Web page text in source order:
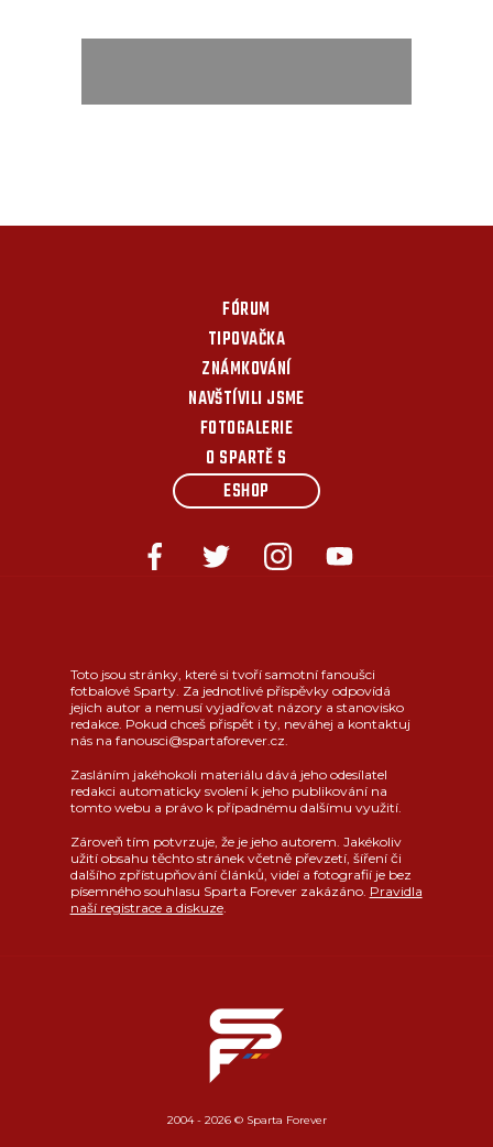
FÓRUM
TIPOVAČKA
ZNÁMKOVÁNÍ
NAVŠTÍVILI JSME
FOTOGALERIE
O SPARTĚ S
ESHOP
Toto jsou stránky, které si tvoří samotní fanoušci
fotbalové Sparty. Za jednotlivé příspěvky odpovídá
jejich autor a nemusí vyjadřovat názory a stanovisko
redakce. Pokud chceš přispět i ty, neváhej a kontaktuj
nás na fanousci@spartaforever.cz.
Zasláním jakéhokoli materiálu dává jeho odesílatel
redakci automaticky svolení k jeho publikování na
tomto webu a právo k případnému dalšímu využití.
Zároveň tím potvrzuje, že je jeho autorem. Jakékoliv
užití obsahu těchto stránek včetně převzetí, šíření či
dalšího zpřístupňování článků, videí a fotografií je bez
písemného souhlasu Sparta Forever zakázáno. Pravidla
naší registrace a diskuze.
2004 - 2026 © Sparta Forever